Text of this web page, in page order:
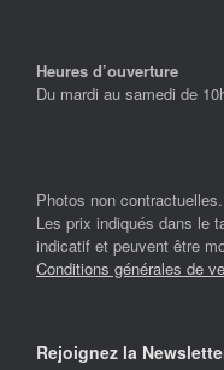
Heures d’ouverture
Du mardi au samedi de
Photos non contractuelles.
Les prix indiqués dans le
indicatif et peuvent être
Conditions générales de
Rejoignez la